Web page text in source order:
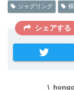
ジャグリング
シェアする